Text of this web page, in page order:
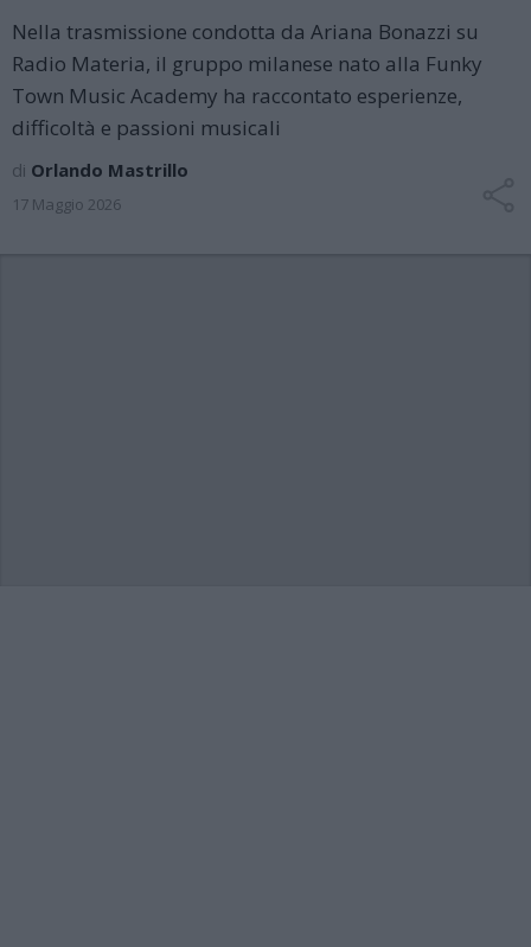
Nella trasmissione condotta da Ariana Bonazzi su
Radio Materia, il gruppo milanese nato alla Funky
Town Music Academy ha raccontato esperienze,
difficoltà e passioni musicali
di Orlando Mastrillo
17 Maggio 2026